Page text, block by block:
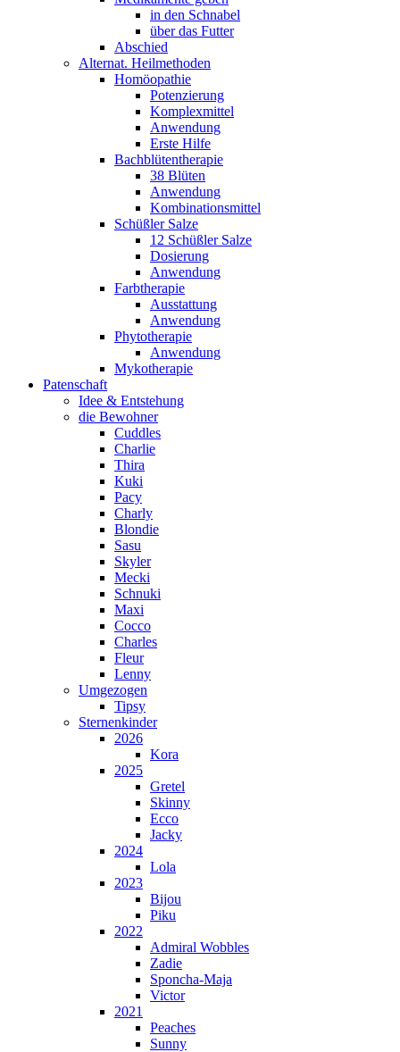
in den Schnabel
über das Futter
Abschied
Alternat. Heilmethoden
Homöopathie
Potenzierung
Komplexmittel
Anwendung
Erste Hilfe
Bachblütentherapie
38 Blüten
Anwendung
Kombinationsmittel
Schüßler Salze
12 Schüßler Salze
Dosierung
Anwendung
Farbtherapie
Ausstattung
Anwendung
Phytotherapie
Anwendung
Mykotherapie
Patenschaft
Idee & Entstehung
die Bewohner
Cuddles
Charlie
Thira
Kuki
Pacy
Charly
Blondie
Sasu
Skyler
Mecki
Schnuki
Maxi
Cocco
Charles
Fleur
Lenny
Umgezogen
Tipsy
Sternenkinder
2026
Kora
2025
Gretel
Skinny
Ecco
Jacky
2024
Lola
2023
Bijou
Piku
2022
Admiral Wobbles
Zadie
Sponcha-Maja
Victor
2021
Peaches
Sunny